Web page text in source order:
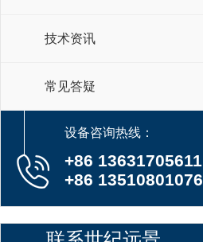
技术资讯
常见答疑
设备咨询热线：
+86 13631705611
+86 13510801076